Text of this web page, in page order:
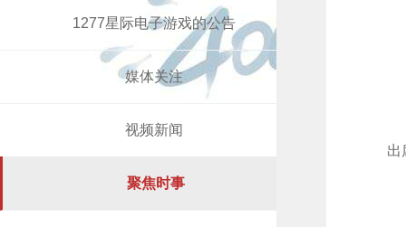
1277星际电子游戏的公告
媒体关注
视频新闻
聚焦时事
出